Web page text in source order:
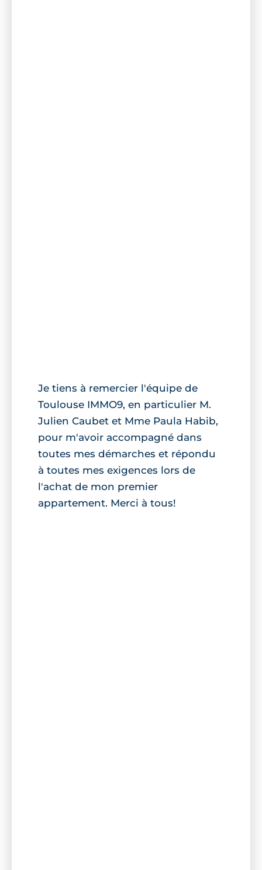
Je tiens à remercier l'équipe de
Toulouse IMMO9, en particulier M.
Julien Caubet et Mme Paula Habib,
pour m'avoir accompagné dans
toutes mes démarches et répondu
à toutes mes exigences lors de
l'achat de mon premier
appartement. Merci à tous!